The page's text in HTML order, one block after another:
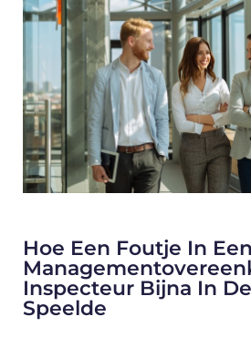
Hoe Een Foutje In Een
Inspecteur Bijna In
Speelde